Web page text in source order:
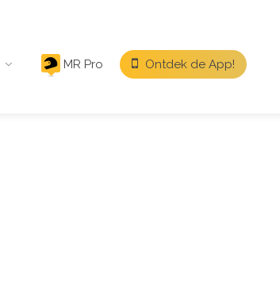
MR Pro
Ontdek de App!